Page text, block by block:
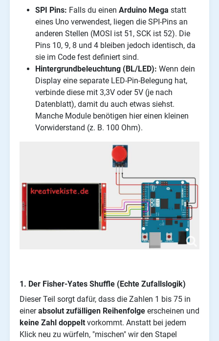
SPI Pins: Falls du einen Arduino Mega statt
eines Uno verwendest, liegen die SPI-Pins an
anderen Stellen (MOSI ist 51, SCK ist 52). Die
Pins 10, 9, 8 und 4 bleiben jedoch identisch, da
sie im Code fest definiert sind.
Hintergrundbeleuchtung (BL/LED): Wenn dein
Display eine separate LED-Pin-Belegung hat,
verbinde diese mit 3,3V oder 5V (je nach
Datenblatt), damit du auch etwas siehst.
Manche Module benötigen hier einen kleinen
Vorwiderstand (z. B. 100 Ohm).
1. Der Fisher-Yates Shuffle (Echte Zufallslogik)
Dieser Teil sorgt dafür, dass die Zahlen 1 bis 75 in
einerabsolut zufälligen Reihenfolge erscheinen und
keine Zahl doppelt vorkommt. Anstatt bei jedem
Klick neu zu würfeln, "mischen" wir den Stapel